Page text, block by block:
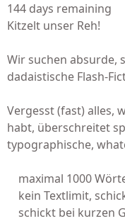
144 days remaining
Kitzelt unser Reh!
Wir suchen absurde,
dadaistische Flash-
Vergesst (fast) alles,
habt, überschreitet
typographische,
maximal 1000
kein Textlimit,
schickt bei kurzen